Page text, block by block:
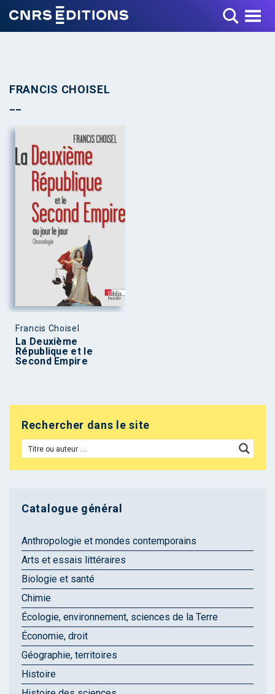
Toggle Menu
FRANCIS CHOISEL
Francis Choisel
La Deuxième
République et le
Second Empire
Rechercher dans le site
Catalogue général
Anthropologie et mondes contemporains
Arts et essais littéraires
Biologie et santé
Chimie
Écologie, environnement, sciences de la Terre
Économie, droit
Géographie, territoires
Histoire